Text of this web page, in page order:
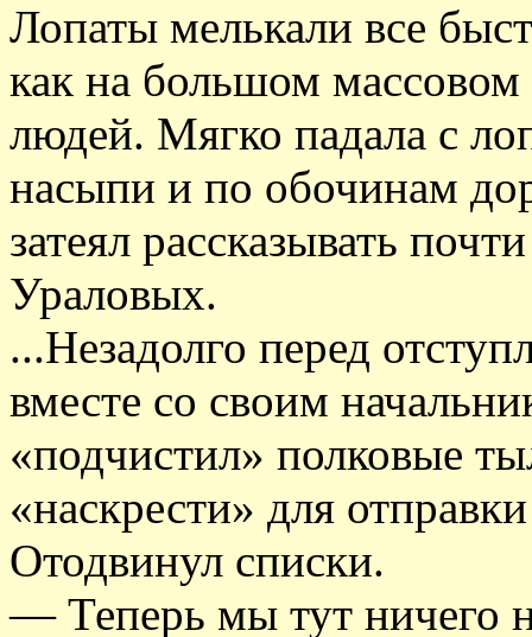
Лопаты мелькали все
как на большом
людей. Мягко падала с
насыпи и по обочинам
затеял рассказывать
Ураловых.
...Незадолго перед
вместе со своим
«подчистил» полковые
«наскрести» для
Отодвинул списки.
— Теперь мы тут ничего